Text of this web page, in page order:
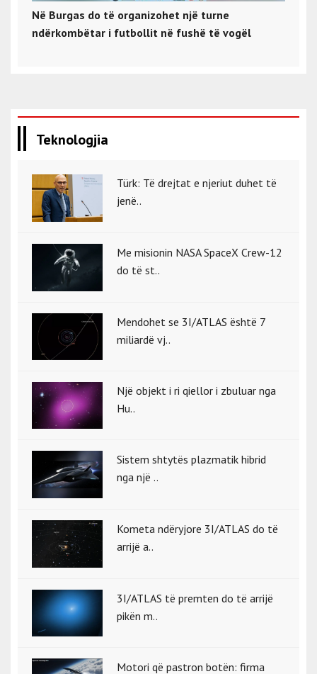
Në Burgas do të organizohet një turne
ndërkombëtar i futbollit në fushë të vogël
Teknologjia
Türk: Të drejtat e njeriut duhet të
jenë..
Me misionin NASA SpaceX Crew-12
do të st..
Mendohet se 3I/ATLAS është 7
miliardë vj..
Një objekt i ri qiellor i zbuluar nga
Hu..
Sistem shtytës plazmatik hibrid
nga një ..
Kometa ndëryjore 3I/ATLAS do të
arrijë a..
3I/ATLAS të premten do të arrijë
pikën m..
Motori që pastron botën: firma